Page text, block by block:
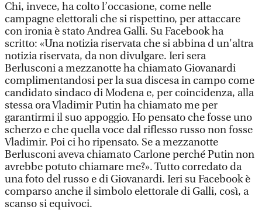
Chi, invece, ha colto l’occasione, come nelle
campagne elettorali che si rispettino, per attaccare
con ironia è stato Andrea Galli. Su Facebook ha
scritto: «Una notizia riservata che si abbina d un'altra
notizia riservata, da non divulgare. Ieri sera
Berlusconi a mezzanotte ha chiamato Giovanardi
complimentandosi per la sua discesa in campo come
candidato sindaco di Modena e, per coincidenza, alla
stessa ora Vladimir Putin ha chiamato me per
garantirmi il suo appoggio. Ho pensato che fosse uno
scherzo e che quella voce dal riflesso russo non fosse
Vladimir. Poi ci ho ripensato. Se a mezzanotte
Berlusconi aveva chiamato Carlone perché Putin non
avrebbe potuto chiamare me?». Tutto corredato da
una foto del russo e di Giovanardi. Ieri su Facebook è
comparso anche il simbolo elettorale di Galli, così, a
scanso si equivoci.